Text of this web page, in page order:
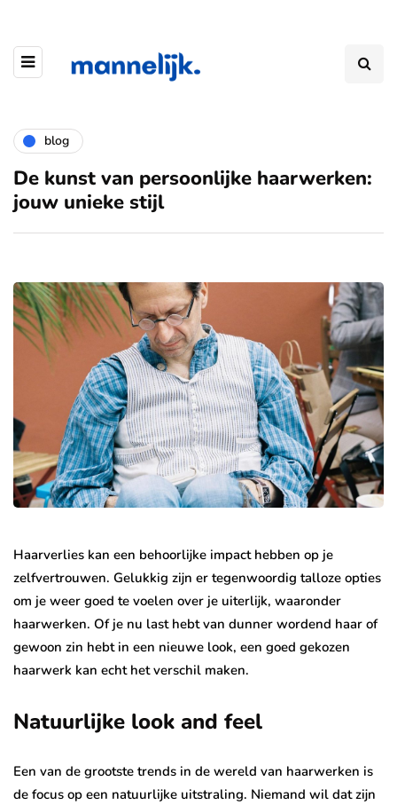
blog
De kunst van persoonlijke haarwerken:
jouw unieke stijl
Haarverlies kan een behoorlijke impact hebben op je
zelfvertrouwen. Gelukkig zijn er tegenwoordig talloze opties
om je weer goed te voelen over je uiterlijk, waaronder
haarwerken. Of je nu last hebt van dunner wordend haar of
gewoon zin hebt in een nieuwe look, een goed gekozen
haarwerk kan echt het verschil maken.
Natuurlijke look and feel
Een van de grootste trends in de wereld van haarwerken is
de focus op een natuurlijke uitstraling. Niemand wil dat zijn